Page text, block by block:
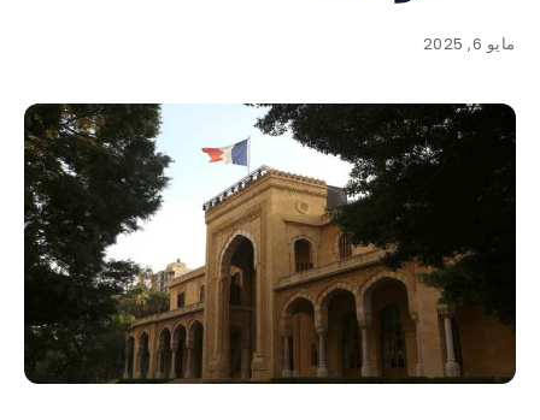
مايو 6, 2025